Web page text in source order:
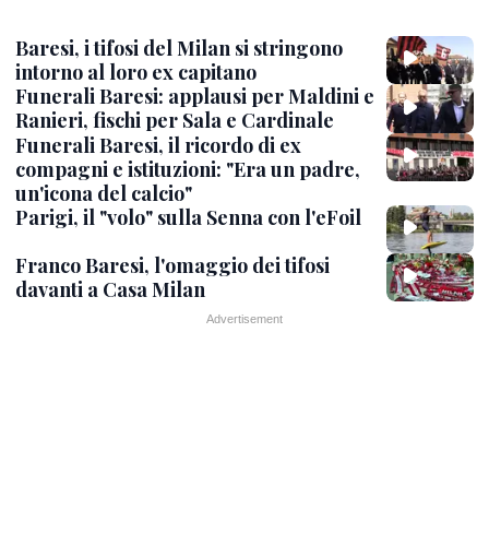
Baresi, i tifosi del Milan si stringono
intorno al loro ex capitano
Funerali Baresi: applausi per Maldini e
Ranieri, fischi per Sala e Cardinale
Funerali Baresi, il ricordo di ex
compagni e istituzioni: "Era un padre,
un'icona del calcio"
Parigi, il "volo" sulla Senna con l'eFoil
Franco Baresi, l'omaggio dei tifosi
davanti a Casa Milan